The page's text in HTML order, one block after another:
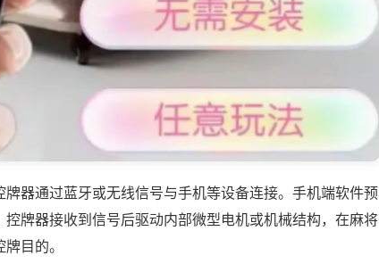
器通过蓝牙或无线信号与手机等设备连接。手机端软件预
牌器接收到信号后驱动内部微型电机或机械结构，在麻将
目的。